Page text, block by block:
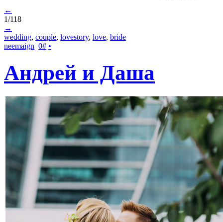
←
1/118
→
wedding, couple, lovestory, love, bride
neemaign 0# •
Андрей и Даша